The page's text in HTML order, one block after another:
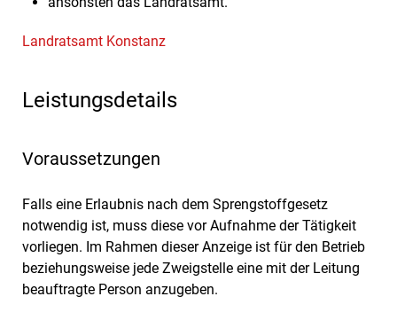
Landratsamt Konstanz
Leistungsdetails
Voraussetzungen
Falls eine Erlaubnis nach dem Sprengstoffgesetz
notwendig ist, muss diese vor Aufnahme der Tätigkeit
vorliegen. Im Rahmen dieser Anzeige ist für den Betrieb
beziehungsweise jede Zweigstelle eine mit der Leitung
beauftragte Person anzugeben.